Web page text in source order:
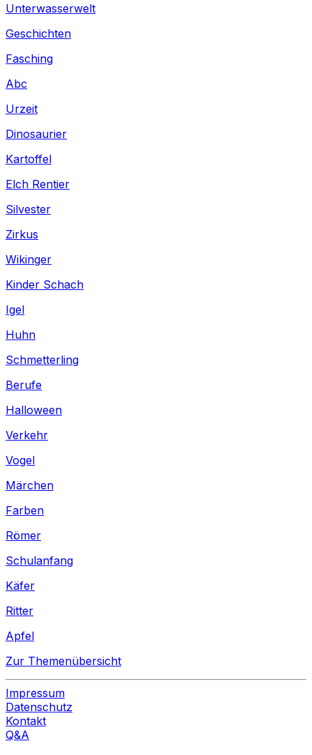
Unterwasserwelt
Geschichten
Fasching
Abc
Urzeit
Dinosaurier
Kartoffel
Elch Rentier
Silvester
Zirkus
Wikinger
Kinder Schach
Igel
Huhn
Schmetterling
Berufe
Halloween
Verkehr
Vogel
Märchen
Farben
Römer
Schulanfang
Käfer
Ritter
Apfel
Zur Themenübersicht
Impressum
Datenschutz
Kontakt
Q&A